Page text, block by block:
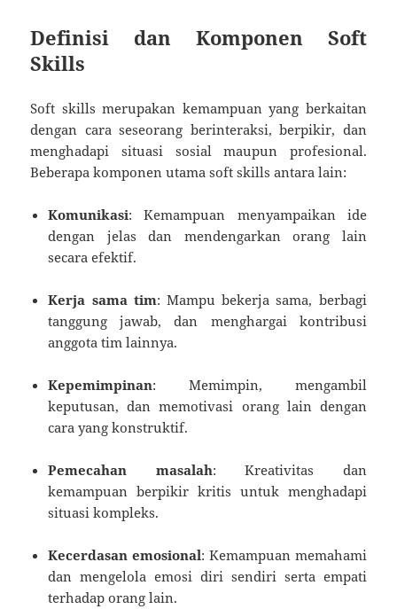
Definisi dan Komponen Soft
Skills
Soft skills merupakan kemampuan yang berkaitan
dengan cara seseorang berinteraksi, berpikir, dan
menghadapi situasi sosial maupun profesional.
Beberapa komponen utama soft skills antara lain:
Komunikasi: Kemampuan menyampaikan ide
dengan jelas dan mendengarkan orang lain
secara efektif.
Kerja sama tim: Mampu bekerja sama, berbagi
tanggung jawab, dan menghargai kontribusi
anggota tim lainnya.
Kepemimpinan: Memimpin, mengambil
keputusan, dan memotivasi orang lain dengan
cara yang konstruktif.
Pemecahan masalah: Kreativitas dan
kemampuan berpikir kritis untuk menghadapi
situasi kompleks.
Kecerdasan emosional: Kemampuan memahami
dan mengelola emosi diri sendiri serta empati
terhadap orang lain.